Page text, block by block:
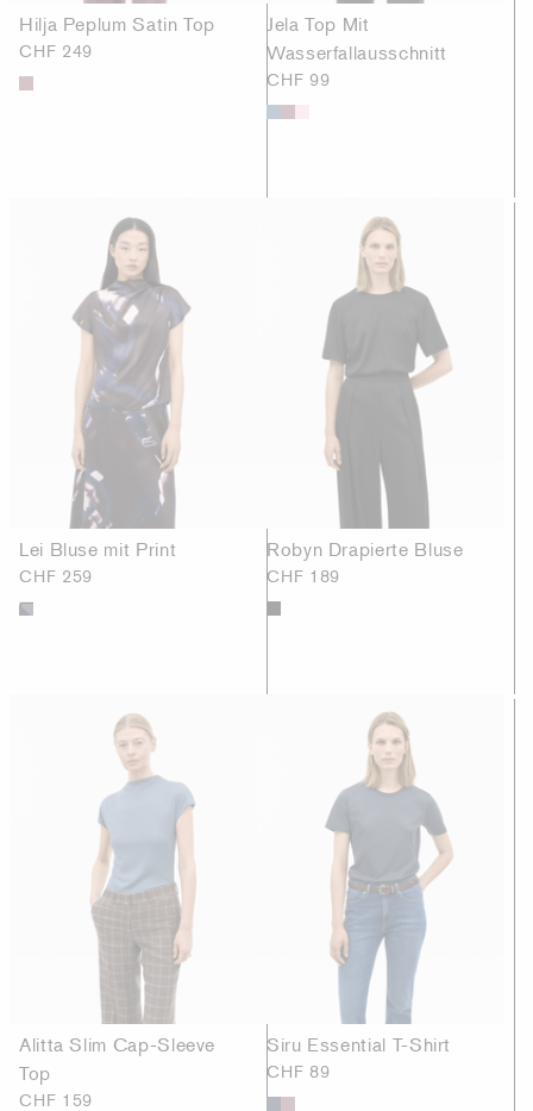
Hilja Peplum Satin Top
CHF 249
Jela Top Mit
Wasserfallausschnitt
CHF 99
Lei Bluse mit Print
CHF 259
Robyn Drapierte Bluse
CHF 189
Alitta Slim Cap-Sleeve
Top
CHF 159
Siru Essential T-Shirt
CHF 89